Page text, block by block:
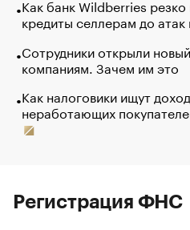
Как банк Wildberries резко
кредиты селлерам до атак
Сотрудники открыли
компаниям. Зачем им это
Как налоговики ищут
неработающих
Регистрация ФНС